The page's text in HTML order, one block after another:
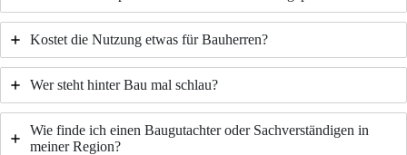
Kostet die Nutzung etwas für Bauherren?
Wer steht hinter Bau mal schlau?
Wie finde ich einen Baugutachter oder Sachverständigen in
meiner Region?